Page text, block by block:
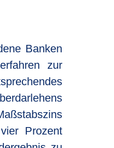
Banken
zur
Prozent